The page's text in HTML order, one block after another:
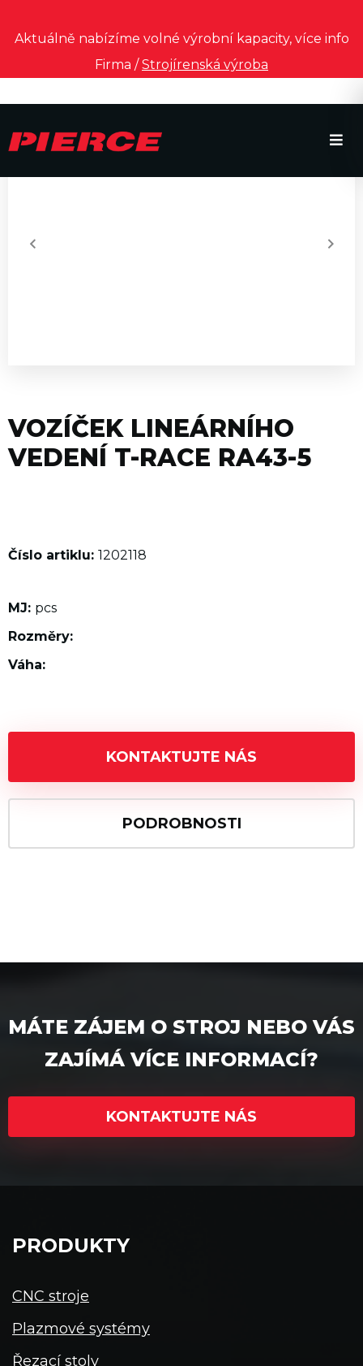
Aktuálně nabízíme volné výrobní kapacity, více info
Firma /Strojírenská výroba
VOZÍČEK LINEÁRNÍHO
VEDENÍ T-RACE RA43-5
Číslo artiklu: 1202118
MJ: pcs
Rozměry:
Váha:
KONTAKTUJTE NÁS
PODROBNOSTI
MÁTE ZÁJEM O STROJ NEBO VÁS
ZAJÍMÁ VÍCE INFORMACÍ?
KONTAKTUJTE NÁS
PRODUKTY
CNC stroje
Plazmové systémy
Řezací stoly